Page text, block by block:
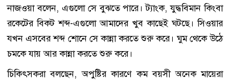
নাজওয়া বলেন, এগুলো সে বুঝতে পারে। ট্যাংক, যুদ্ধবিমান কিংবা
রকেটের বিকট শব্দ-এগুলো আমাদের খুব কাছেই ঘটছে। সিওয়ার
যখন এসবের শব্দ শোনে সে কান্না করতে শুরু করে। ঘুম থেকে উঠে
চমকে যায় আর কান্না করতে শুরু করে।
চিকিৎসকরা বলছেন, অপুষ্টির কারণে কম বয়সী অনেক মায়েরা